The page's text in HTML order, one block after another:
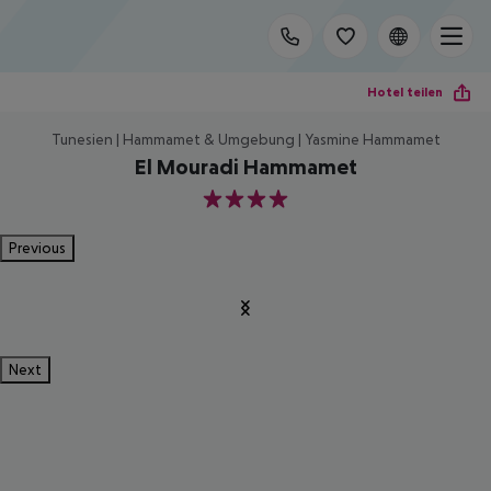
Hotel teilen
Tunesien | Hammamet & Umgebung | Yasmine Hammamet
El Mouradi Hammamet
4
Previous
Next